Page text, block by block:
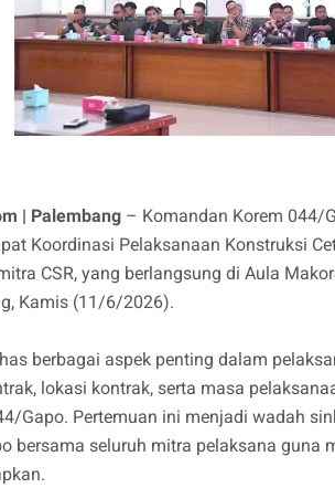
| Palembang – Komandan Korem 044/
Koordinasi Pelaksanaan Konstruksi
CSR, yang berlangsung di Aula
Kamis (11/6/2026).
berbagai aspek penting dalam
lokasi kontrak, serta masa
Gapo. Pertemuan ini menjadi wadah
bersama seluruh mitra pelaksana guna